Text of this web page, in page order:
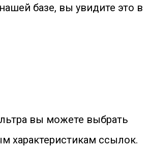
базе, вы увидите это в
вы можете выбрать
характеристикам ссылок.